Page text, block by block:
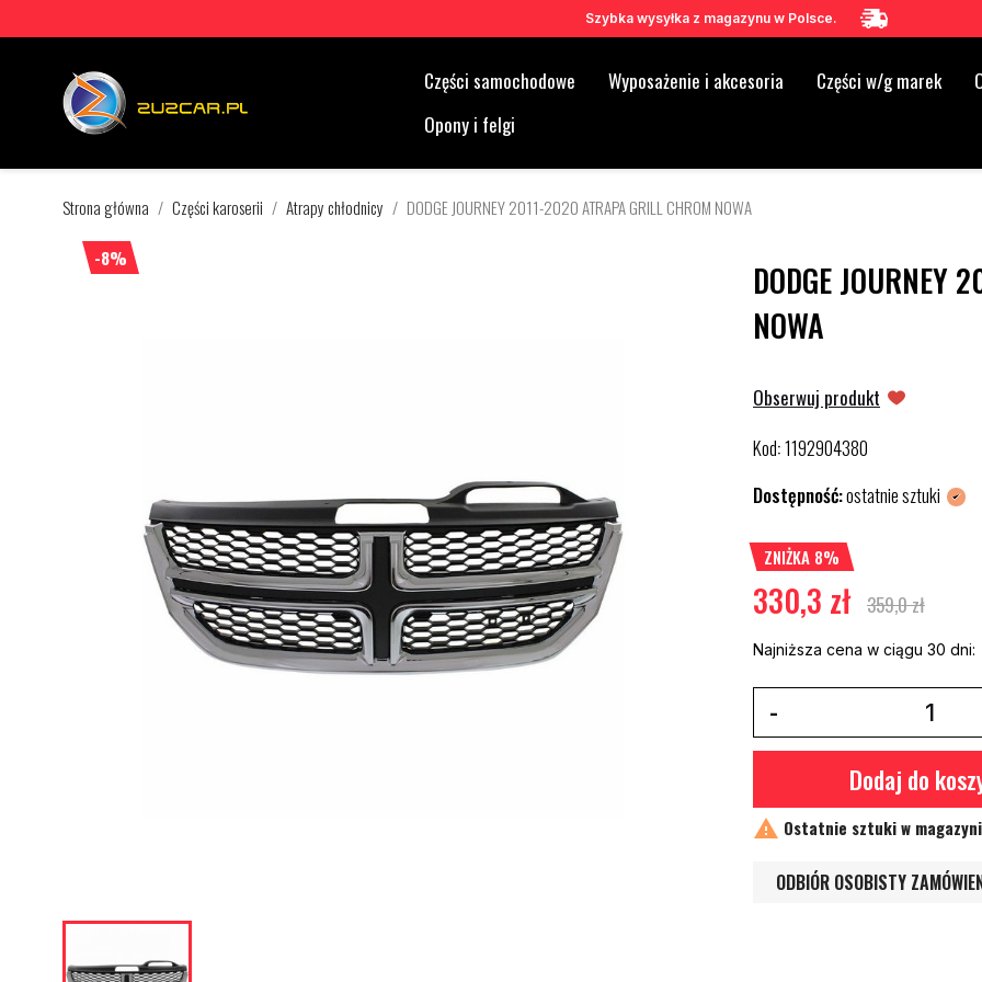
Szybka wysyłka z magazynu w Polsce.
Części samochodowe Wyposażenie i akcesoria Części w/g marek
Opony i felgi
Strona główna Części karoserii Atrapy chłodnicy DODGE JOURNEY 2011-2020 ATRAPA GRILL CHROM NOWA
-8%
DODGE JOURNEY
NOWA
Obserwuj produkt
Kod:1192904380
Dostępność:ostatnie sztuki
ZNIŻKA 8%
330,3 zł 359,0 zł
Najniższa cena w ciągu 30 dni:
Dodaj do
 Ostatnie sztuki w
ODBIÓR OSOBISTY